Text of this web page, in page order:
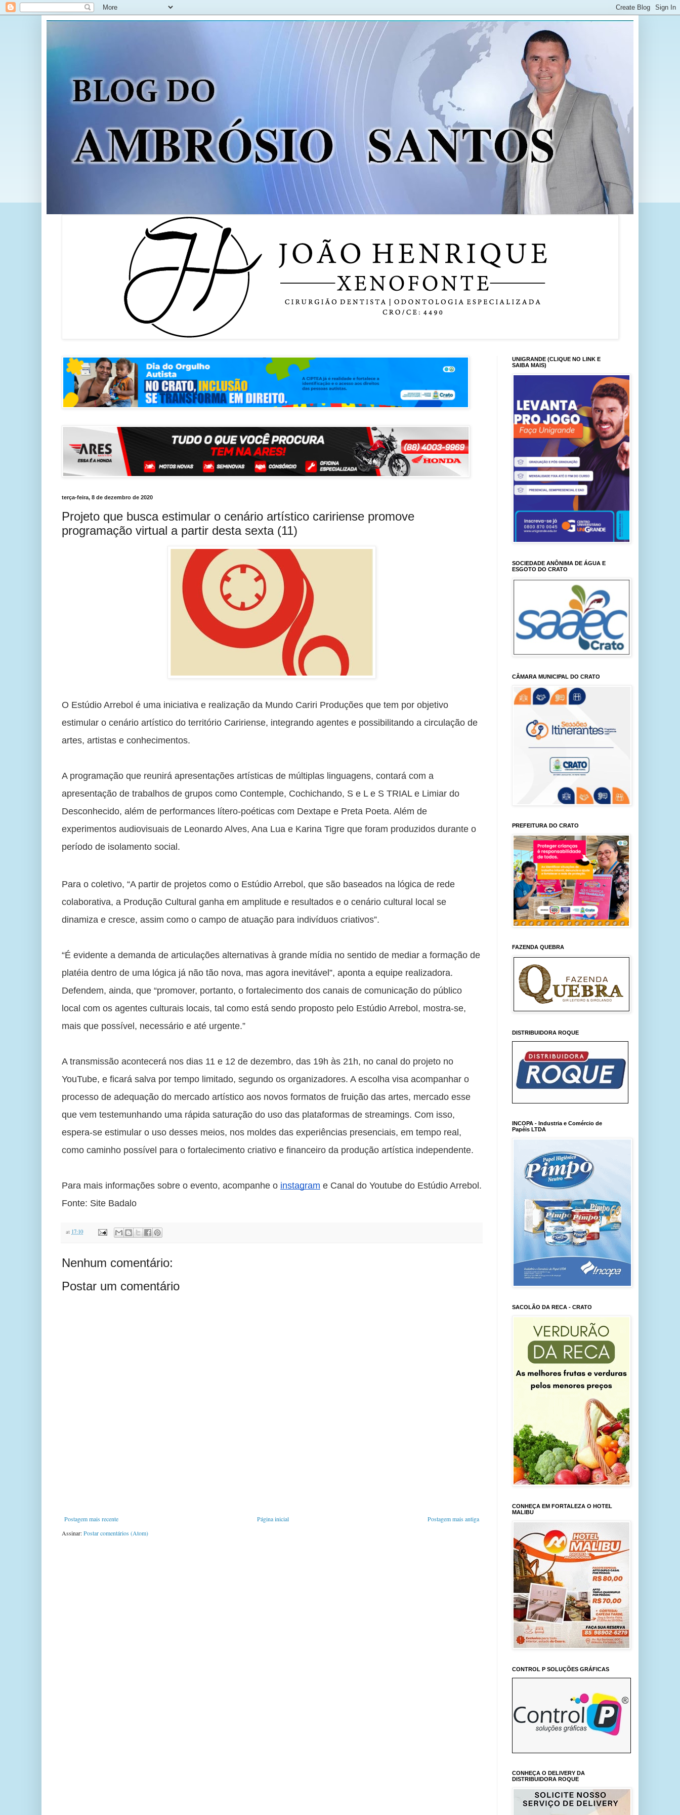
terça-feira, 8 de dezembro de 2020
Projeto que busca estimular o cenário artístico caririense promove
programação virtual a partir desta sexta (11)
O Estúdio Arrebol é uma iniciativa e realização da Mundo Cariri Produções que tem por objetivo
estimular o cenário artístico do território Caririense, integrando agentes e possibilitando a circulação de
artes, artistas e conhecimentos.
A programação que reunirá apresentações artísticas de múltiplas linguagens, contará com a
apresentação de trabalhos de grupos como Contemple, Cochichando, S e L e S TRIAL e Limiar do
Desconhecido, além de performances lítero-poéticas com Dextape e Preta Poeta. Além de
experimentos audiovisuais de Leonardo Alves, Ana Lua e Karina Tigre que foram produzidos durante o
período de isolamento social.
Para o coletivo, “A partir de projetos como o Estúdio Arrebol, que são baseados na lógica de rede
colaborativa, a Produção Cultural ganha em amplitude e resultados e o cenário cultural local se
dinamiza e cresce, assim como o campo de atuação para indivíduos criativos”.
“É evidente a demanda de articulações alternativas à grande mídia no sentido de mediar a formação de
platéia dentro de uma lógica já não tão nova, mas agora inevitável”, aponta a equipe realizadora.
Defendem, ainda, que “promover, portanto, o fortalecimento dos canais de comunicação do público
local com os agentes culturais locais, tal como está sendo proposto pelo Estúdio Arrebol, mostra-se,
mais que possível, necessário e até urgente.”
A transmissão acontecerá nos dias 11 e 12 de dezembro, das 19h às 21h, no canal do projeto no
YouTube, e ficará salva por tempo limitado, segundo os organizadores. A escolha visa acompanhar o
processo de adequação do mercado artístico aos novos formatos de fruição das artes, mercado esse
que vem testemunhando uma rápida saturação do uso das plataformas de streamings. Com isso,
espera-se estimular o uso desses meios, nos moldes das experiências presenciais, em tempo real,
como caminho possível para o fortalecimento criativo e financeiro da produção artística independente.
Para mais informações sobre o evento, acompanhe o instagram e Canal do Youtube do Estúdio Arrebol.
Fonte: Site Badalo
at 17:10
Nenhum comentário:
Postar um comentário
Postagem mais recente Postagem mais antiga
Página inicial
Assinar:Postar comentários (Atom)
UNIGRANDE (CLIQUE NO LINK E
SAIBA MAIS)
SOCIEDADE ANÔNIMA DE ÁGUA E
ESGOTO DO CRATO
CÂMARA MUNICIPAL DO CRATO
PREFEITURA DO CRATO
FAZENDA QUEBRA
DISTRIBUIDORA ROQUE
INCOPA - Industria e Comércio de
Papéis LTDA
SACOLÃO DA RECA - CRATO
CONHEÇA EM FORTALEZA O HOTEL
MALIBU
CONTROL P SOLUÇÕES GRÁFICAS
CONHEÇA O DELIVERY DA
DISTRIBUIDORA ROQUE